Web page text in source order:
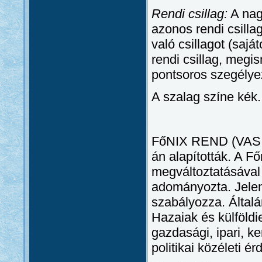
Rendi csillag: A
azonos rendi
való csillagot
rendi csillag,
pontsoros
A szalag színe kék.
FőNIX REND
án alapították. A
adományozta.
szabályozza.
Hazaiak és
gazdasági, ipari,
politikai közéleti